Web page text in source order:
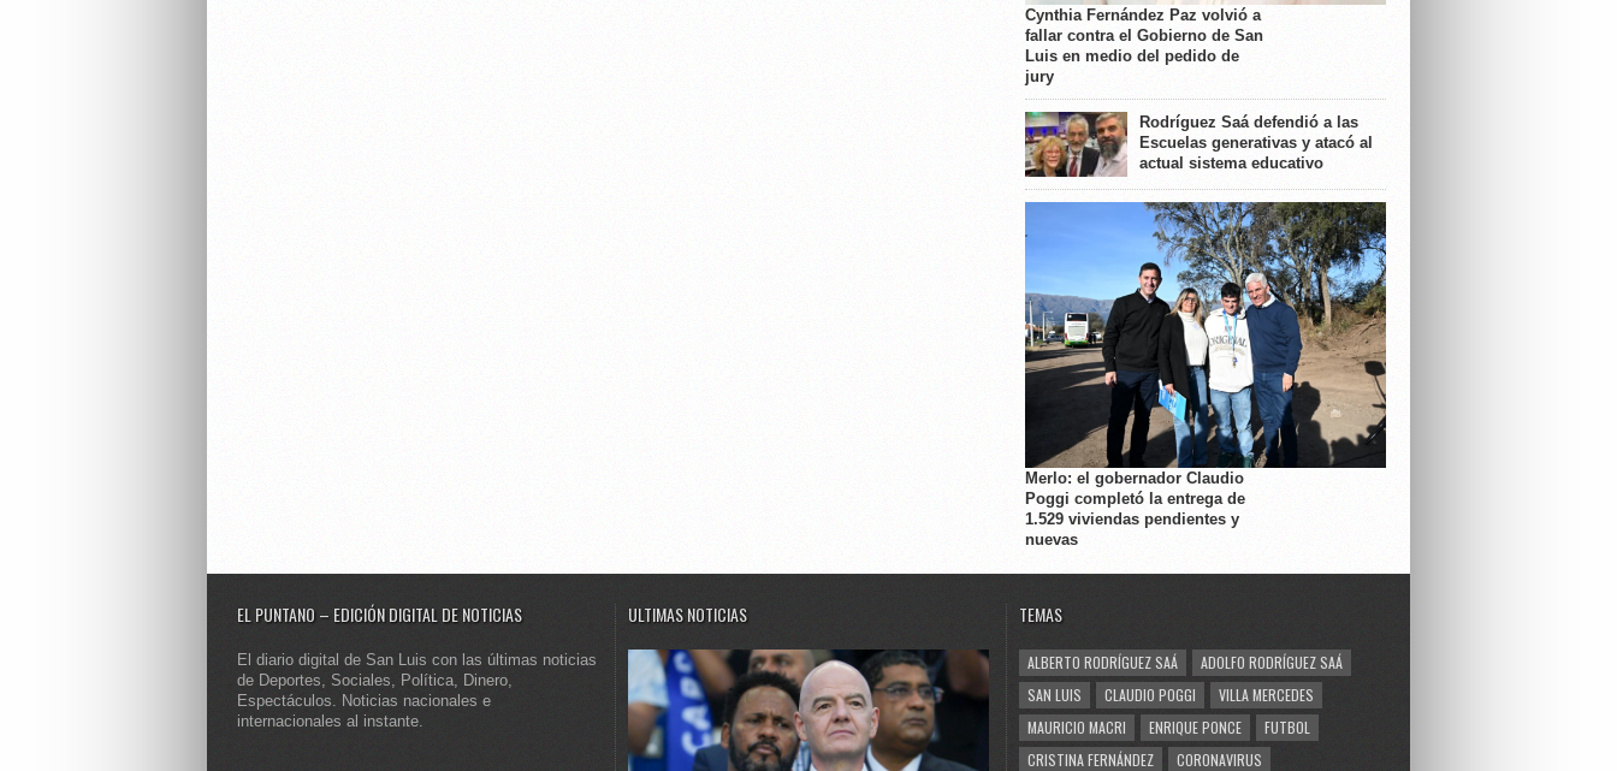
Cynthia Fernández Paz volvió a
fallar contra el Gobierno de San
Luis en medio del pedido de
jury
Rodríguez Saá defendió a las
Escuelas generativas y atacó al
actual sistema educativo
Merlo: el gobernador Claudio
Poggi completó la entrega de
1.529 viviendas pendientes y
nuevas
EL PUNTANO – EDICIÓN DIGITAL DE NOTICIAS
El diario digital de San Luis con las últimas noticias
de Deportes, Sociales, Política, Dinero,
Espectáculos. Noticias nacionales e
internacionales al instante.
ULTIMAS NOTICIAS TEMAS
ALBERTO RODRÍGUEZ SAÁ
ADOLFO RODRÍGUEZ SAÁ
SAN LUIS
CLAUDIO POGGI
VILLA MERCEDES
MAURICIO MACRI
ENRIQUE PONCE
FUTBOL
CRISTINA FERNÁNDEZ
CORONAVIRUS